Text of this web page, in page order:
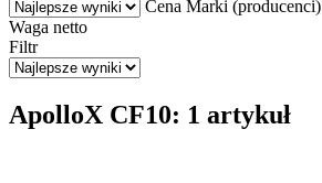
Cena Marki (producenci)
Waga netto
Filtr
ApolloX CF10: 1 artykuł